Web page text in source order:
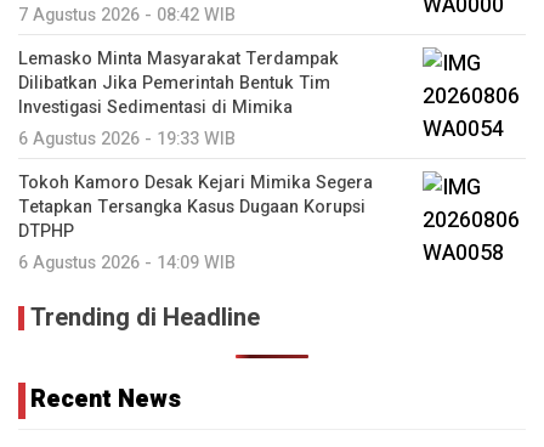
7 Agustus 2026 - 08:42 WIB
Lemasko Minta Masyarakat Terdampak
Dilibatkan Jika Pemerintah Bentuk Tim
Investigasi Sedimentasi di Mimika
6 Agustus 2026 - 19:33 WIB
Tokoh Kamoro Desak Kejari Mimika Segera
Tetapkan Tersangka Kasus Dugaan Korupsi
DTPHP
6 Agustus 2026 - 14:09 WIB
Trending di Headline
Recent News